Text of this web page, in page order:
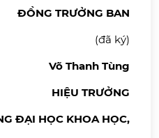
ĐỒNG TRƯỞNG BAN
(đã ký)
Võ Thanh Tùng
HIỆU TRƯỞNG
ĐẠI HỌC KHOA HỌC,